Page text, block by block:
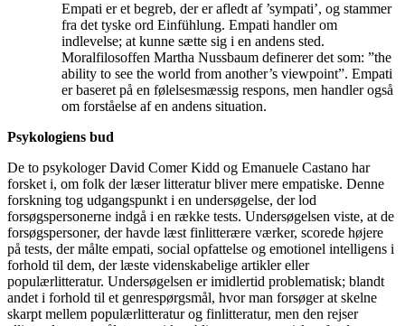
Empati er et begreb, der er afledt af ’sympati’, og stammer
fra det tyske ord Einfühlung. Empati handler om
indlevelse; at kunne sætte sig i en andens sted.
Moralfilosoffen Martha Nussbaum definerer det som: ”the
ability to see the world from another’s viewpoint”. Empati
er baseret på en følelsesmæssig respons, men handler også
om forståelse af en andens situation.
Psykologiens bud
De to psykologer David Comer Kidd og Emanuele Castano har
forsket i, om folk der læser litteratur bliver mere empatiske. Denne
forskning tog udgangspunkt i en undersøgelse, der lod
forsøgspersonerne indgå i en række tests. Undersøgelsen viste, at de
forsøgspersoner, der havde læst finlitterære værker, scorede højere
på tests, der målte empati, social opfattelse og emotionel intelligens i
forhold til dem, der læste videnskabelige artikler eller
populærlitteratur. Undersøgelsen er imidlertid problematisk; blandt
andet i forhold til et genrespørgsmål, hvor man forsøger at skelne
skarpt mellem populærlitteratur og finlitteratur, men den rejser